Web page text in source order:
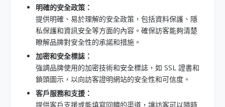
明確的安全政策：
提供明確、易於理解的安全政策，包括資料保護、隱
私保護和資訊安全等方面的內容。確保訪客能夠清楚
瞭解品牌對安全性的承諾和措施。
加密和安全標誌：
強調品牌使用的加密技術和安全標誌，如 SSL 證書和
鎖頭圖示，以向訪客證明網站的安全性和可信度。
客戶服務和支援：
提供客戶支援或能填寫回饋的渠道，讓訪客可以隨時